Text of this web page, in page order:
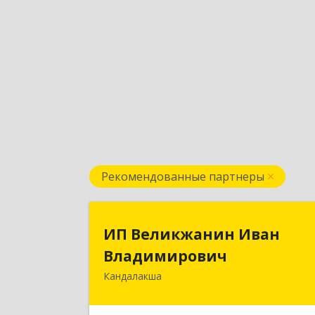
Рекомендованные партнеры
ИП Великжанин Иван
Владимирович
Кандалакша
Владимирович
184046, Мурманская обл, Кандалакша